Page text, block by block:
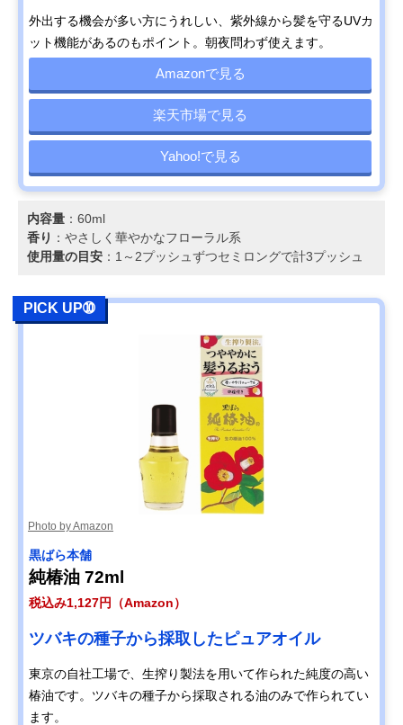
外出する機会が多い方にうれしい、紫外線から髪を守るUVカ
ット機能があるのもポイント。朝夜問わず使えます。
Amazonで見る
楽天市場で見る
Yahoo!で見る
内容量 ：60ml
香り ：やさしく華やかなフローラル系
使用量の目安 ：1～2プッシュずつセミロングで計3プッシュ
PICK UP➉
Photo by Amazon
黒ばら本舗
純椿油 72ml
税込み1,127円（Amazon）
ツバキの種子から採取したピュアオイル
東京の自社工場で、生搾り製法を用いて作られた純度の高い
椿油です。ツバキの種子から採取される油のみで作られてい
ます。